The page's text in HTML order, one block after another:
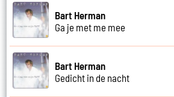
Bart Herman
Ga je met me mee
Bart Herman
Gedicht in de nacht